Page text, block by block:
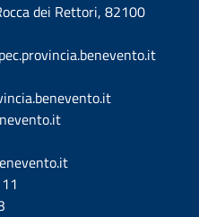
dei Rettori, 82100